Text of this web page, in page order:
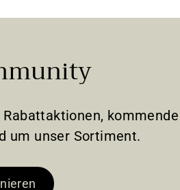
kommende
um unser Sortiment.